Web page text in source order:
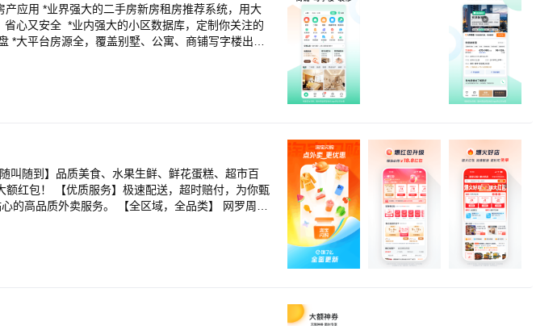
应用 *业界强大的二手房新房租房推荐系统，用大
，定制你关注的
*大平台房源全，覆盖别墅、公寓、商铺写字楼出租
盘 *商业地产：商铺写字楼出售出租，商务楼办公
*房东委托：委托卖房、专属房东房源房价展示、房
案、灵感美图，海量案例
叫随到】品质美食、水果生鲜、鲜花蛋糕、超市百
红包！ 【优质服务】极速配送，超时赔付，为你甄
全区域，全品类】 网罗周边
满减折扣优惠、立减优惠套餐，便捷生活，一手
购，一切尽在掌握！还在
的延伸，物
里，周围三公里都将成为每个人专属幸福生活圈。